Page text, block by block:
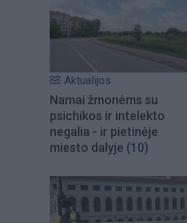
Aktualijos
Namai žmonėms su
psichikos ir intelekto
negalia - ir pietinėje
miesto dalyje (10)